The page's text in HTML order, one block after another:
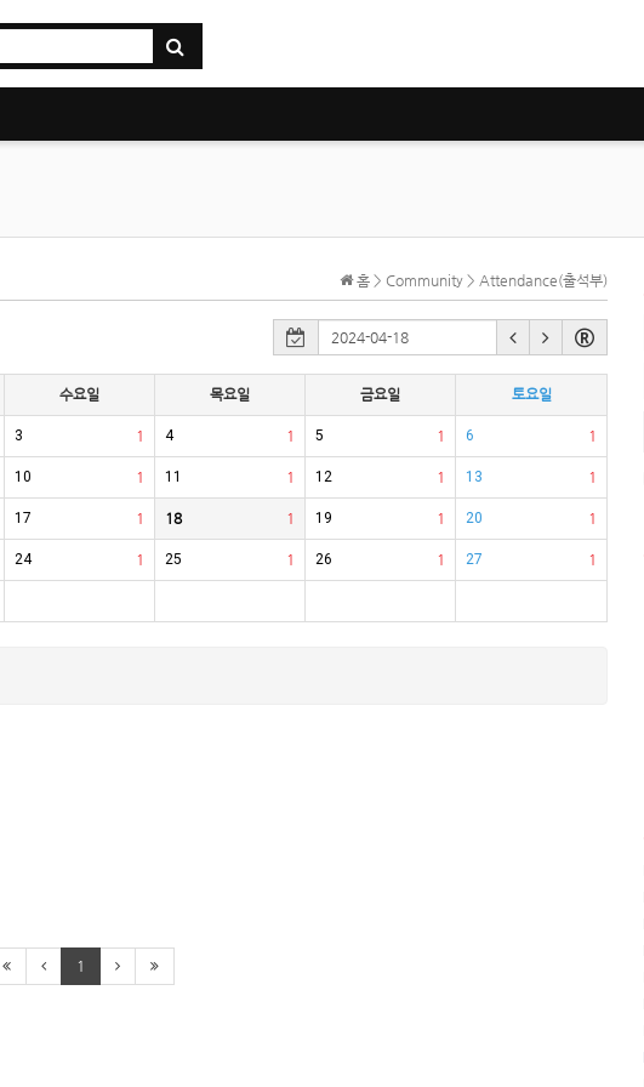
홈 > Community > Attendance(출석부)
수요일 목요일 금요일 토요일
1
3 1
4 1
5 1
6
1
10 1
11 1
12 1
13
1
17 1
18 1
19 1
20
1
24 1
25 1
26 1
27
1